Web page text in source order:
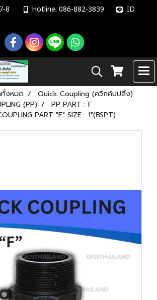
8 Hotline: 086-882-3839 ID
งหมด
Quick Coupling (ควิกคัปปลิ้ง)
(PP)
PP PART : F
PART "F" SIZE : 1"(BSPT)